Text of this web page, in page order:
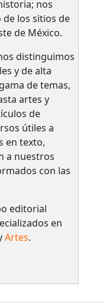
nos
los sitios de
de México.
distinguimos
y de alta
de temas,
artes y
de
útiles a
en texto,
a nuestros
con las
editorial
en
Artes.